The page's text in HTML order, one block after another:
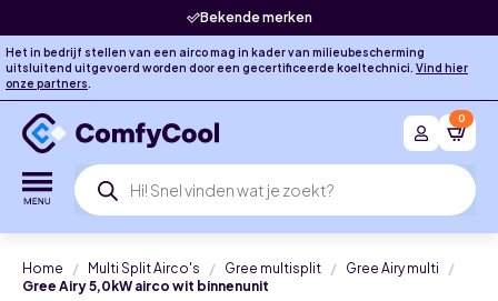
Bekende merken
Het in bedrijf stellen van een airco mag in kader van milieubescherming
uitsluitend uitgevoerd worden door een gecertificeerde koeltechnici. Vind hier
onze partners.
Producten
zoeken
0
Home Multi Split Airco's Gree multisplit
Gree Airy multi
Gree Airy 5,0kW airco wit binnenunit